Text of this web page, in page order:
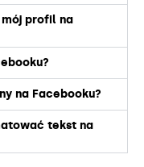
profil na
na Facebooku?
tekst na